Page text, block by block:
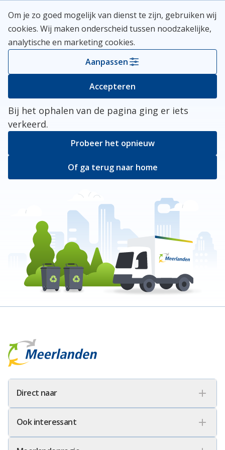
naar
inhoud
Meerlanden Logo
Open
Kies je gemeente
Er ging iets mis
Bij het ophalen van de pagina ging er iets
verkeerd.
Probeer het opnieuw
Of ga terug naar home
Meerlanden Logo
Direct naar
Ook interessant
Om je zo goed mogelijk van dienst te zijn, gebruiken wij
cookies. Wij maken onderscheid tussen noodzakelijke,
analytische en marketing cookies.
Aanpassen
Accepteren